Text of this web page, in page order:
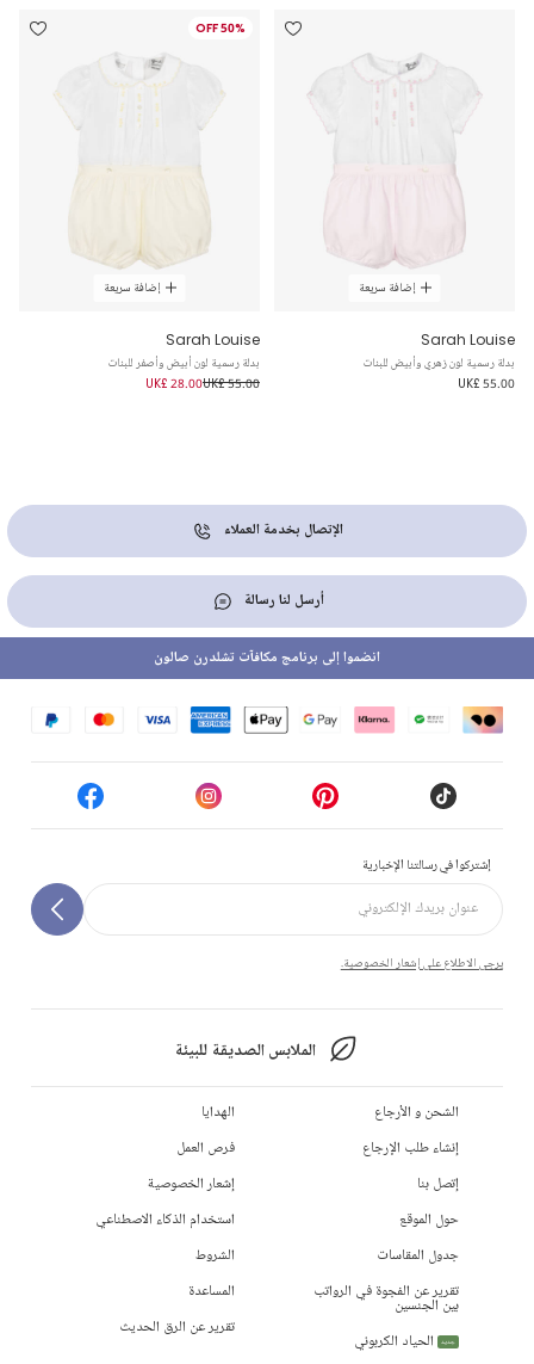
إضافة سريعة
Sarah Louise
بدلة رسمية لون زهري وأبيض للبنات
UK£ 55.00
50% OFF
إضافة سريعة
Sarah Louise
بدلة رسمية لون أبيض وأصفر للبنات
UK£ 55.00
UK£ 28.00
الإتصال بخدمة العملاء
أرسل لنا رسالة
إشتركوا في رسالتنا الإخبارية
يرجى الاطلاع على إشعار الخصوصية.
الملابس الصديقة للبيئة
انضموا إلى برنامج مكافآت تشلدرن صالون
الشحن و الأرجاع
إنشاء طلب الإرجاع
إتصل بنا
حول الموقع
جدول المقاسات
تقرير عن الفجوة في الرواتب
بين الجنسين
جديد الحياد الكربوني
الهدايا
فرص العمل
إشعار الخصوصية
استخدام الذكاء الاصطناعي
الشروط
المساعدة
تقرير عن الرق الحديث